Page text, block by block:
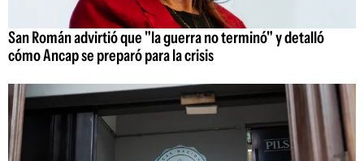
San Román advirtió que "la guerra no terminó" y detalló
cómo Ancap se preparó para la crisis